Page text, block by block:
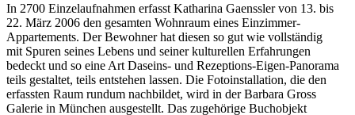
In 2700 Einzelaufnahmen erfasst Katharina Gaenssler von 13. bis
22. März 2006 den gesamten Wohnraum eines Einzimmer-
Appartements. Der Bewohner hat diesen so gut wie vollständig
mit Spuren seines Lebens und seiner kulturellen Erfahrungen
bedeckt und so eine Art Daseins- und Rezeptions-Eigen-Panorama
teils gestaltet, teils entstehen lassen. Die Fotoinstallation, die den
erfassten Raum rundum nachbildet, wird in der Barbara Gross
Galerie in München ausgestellt. Das zugehörige Buchobjekt